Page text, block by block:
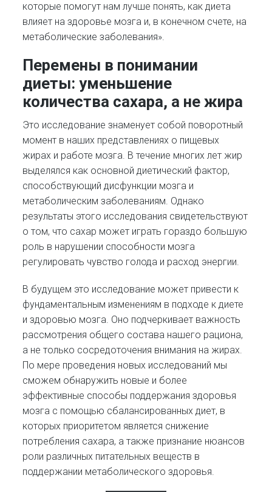
которые помогут нам лучше понять, как диета
влияет на здоровье мозга и, в конечном счете, на
метаболические заболевания».
Перемены в понимании
диеты: уменьшение
количества сахара, а не жира
Это исследование знаменует собой поворотный
момент в наших представлениях о пищевых
жирах и работе мозга. В течение многих лет жир
выделялся как основной диетический фактор,
способствующий дисфункции мозга и
метаболическим заболеваниям. Однако
результаты этого исследования свидетельствуют
о том, что сахар может играть гораздо большую
роль в нарушении способности мозга
регулировать чувство голода и расход энергии.
В будущем это исследование может привести к
фундаментальным изменениям в подходе к диете
и здоровью мозга. Оно подчеркивает важность
рассмотрения общего состава нашего рациона,
а не только сосредоточения внимания на жирах.
По мере проведения новых исследований мы
сможем обнаружить новые и более
эффективные способы поддержания здоровья
мозга с помощью сбалансированных диет, в
которых приоритетом является снижение
потребления сахара, а также признание нюансов
роли различных питательных веществ в
поддержании метаболического здоровья.